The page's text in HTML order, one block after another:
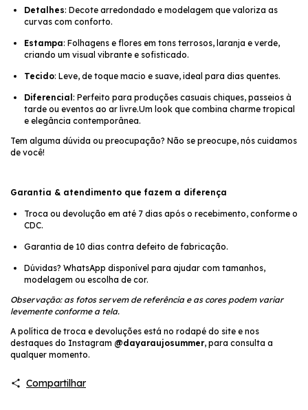
Detalhes: Decote arredondado e modelagem que valoriza as
curvas com conforto.
Estampa: Folhagens e flores em tons terrosos, laranja e verde,
criando um visual vibrante e sofisticado.
Tecido: Leve, de toque macio e suave, ideal para dias quentes.
Diferencial: Perfeito para produções casuais chiques, passeios à
tarde ou eventos ao ar livre.Um look que combina charme tropical
e elegância contemporânea.
Tem alguma dúvida ou preocupação? Não se preocupe, nós cuidamos
de você!
Garantia & atendimento que fazem a diferença
Troca ou devolução em até 7 dias após o recebimento, conforme o
CDC.
Garantia de 10 dias contra defeito de fabricação.
Dúvidas? WhatsApp disponível para ajudar com tamanhos,
modelagem ou escolha de cor.
Observação: as fotos servem de referência e as cores podem variar
levemente conforme a tela.
A política de troca e devoluções está no rodapé do site e nos
destaques do Instagram @dayaraujosummer, para consulta a
qualquer momento.
Compartilhar